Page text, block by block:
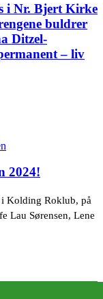
i Nr. Bjert Kirke
buldrer
Ditzel-
– liv
2024!
i Kolding Roklub, på
Lau Sørensen, Lene